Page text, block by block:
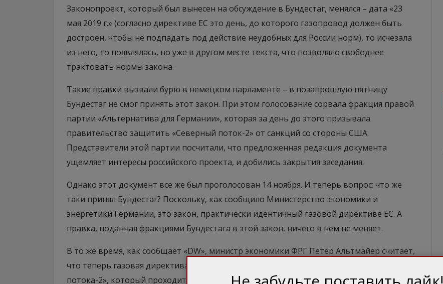
Законопроект, который был вынесен на обсуждение в Бундестаг, менялся – дата «23
мая 2019 г.» (согласно директиве ЕС это день, до которого газопровод должен быть
достроен, чтобы не подпадать под действие неудобных для России норм), то исчезала
из него, то появлялась, но уже в другом месте текста, что позволяло свободнее
трактовать нормы закона.
Такие правки вызвали бурю в немецком парламенте – в позапрошлую пятницу
Бундестаг не смог принять этот закон. При этом голосование сорвала фракция правой
партии «Альтернатива для Германии», которая за день до этого призывала
правительство защитить «Северный поток-2» от санкций со стороны США.
Представители этой партии посчитали, что предложенная редакция документа
ущемляет интересы российского проекта, и добились закрытия заседания.
Однако этот документ все же был проголосован 14 ноября. И теперь вопрос: что же
таки принял Бундестаг? Поскольку, как сообщило Министерство экономики и
энергетики Германии, это закон, практически идентичный газовой директиве ЕС. А
правка, поданная фракциями Бундестага в этой закон, ничего в нем не меняет.
В то же время, как сообщает «DW», министр экономики ФРГ Петер Альтмайер считает,
что теперь газовая директива ЕС распространяется только на тот участок «Северного
потока-2», который проходит через территориальные воды стран – членов ЕС (а это